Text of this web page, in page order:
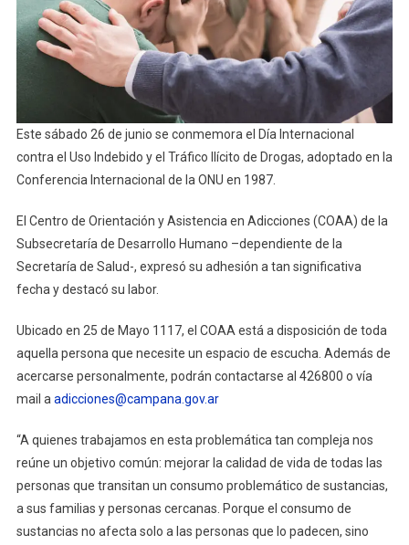
Ilícito
De
Drogas
Este sábado 26 de junio se conmemora el Día Internacional
contra el Uso Indebido y el Tráfico Ilícito de Drogas, adoptado en la
Conferencia Internacional de la ONU en 1987.
El Centro de Orientación y Asistencia en Adicciones (COAA) de la
Subsecretaría de Desarrollo Humano –dependiente de la
Secretaría de Salud-, expresó su adhesión a tan significativa
fecha y destacó su labor.
Ubicado en 25 de Mayo 1117, el COAA está a disposición de toda
aquella persona que necesite un espacio de escucha. Además de
acercarse personalmente, podrán contactarse al 426800 o vía
mail a adicciones@campana.gov.ar
“A quienes trabajamos en esta problemática tan compleja nos
reúne un objetivo común: mejorar la calidad de vida de todas las
personas que transitan un consumo problemático de sustancias,
a sus familias y personas cercanas. Porque el consumo de
sustancias no afecta solo a las personas que lo padecen, sino